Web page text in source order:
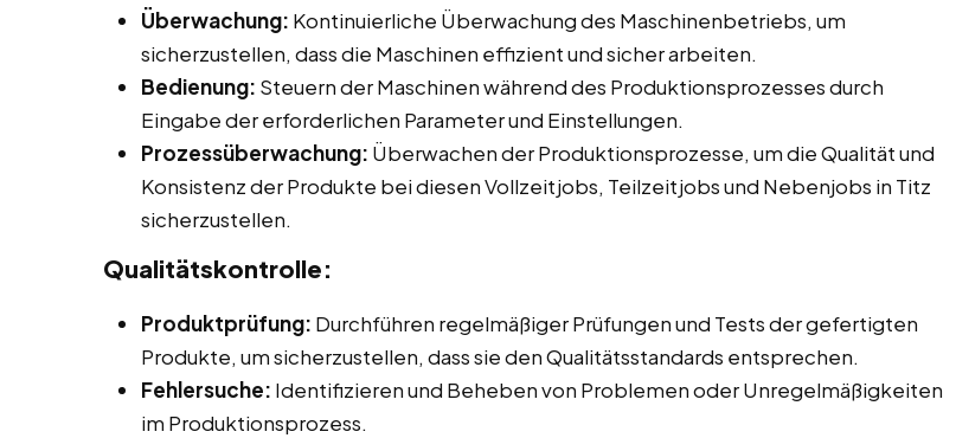
Überwachung: Kontinuierliche Überwachung des Maschinenbetriebs, um
sicherzustellen, dass die Maschinen effizient und sicher arbeiten.
Bedienung: Steuern der Maschinen während des Produktionsprozesses durch
Eingabe der erforderlichen Parameter und Einstellungen.
Prozessüberwachung: Überwachen der Produktionsprozesse, um die Qualität und
Konsistenz der Produkte bei diesen Vollzeitjobs, Teilzeitjobs und Nebenjobs in Titz
sicherzustellen.
Qualitätskontrolle:
Produktprüfung: Durchführen regelmäßiger Prüfungen und Tests der gefertigten
Produkte, um sicherzustellen, dass sie den Qualitätsstandards entsprechen.
Fehlersuche: Identifizieren und Beheben von Problemen oder Unregelmäßigkeiten
im Produktionsprozess.